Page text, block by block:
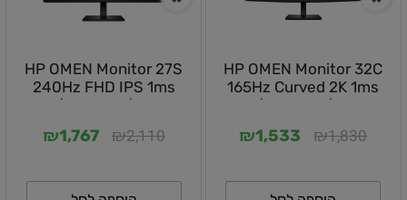
HP OMEN Monitor 32C
165Hz Curved 2K 1ms
DP/2X HDMI/Audio
₪1,830
₪1,533
HP OMEN Monitor 27S
240Hz FHD IPS 1ms
DP/2X HDMI/Audio
PIVOT/VESA/RGB/1YOS
₪2,110
₪1,767